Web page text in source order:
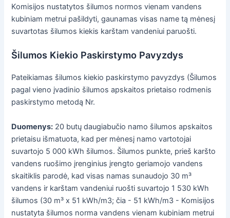
Komisijos nustatytos šilumos normos vienam vandens
kubiniam metrui pašildyti, gaunamas visas name tą mėnesį
suvartotas šilumos kiekis karštam vandeniui paruošti.
Šilumos Kiekio Paskirstymo Pavyzdys
Pateikiamas šilumos kiekio paskirstymo pavyzdys (Šilumos
pagal vieno įvadinio šilumos apskaitos prietaiso rodmenis
paskirstymo metodą Nr.
Duomenys: 20 butų daugiabučio namo šilumos apskaitos
prietaisu išmatuota, kad per mėnesį namo vartotojai
suvartojo 5 000 kWh šilumos. Šilumos punkte, prieš karšto
vandens ruošimo įrenginius įrengto geriamojo vandens
skaitiklis parodė, kad visas namas sunaudojo 30 m³
vandens ir karštam vandeniui ruošti suvartojo 1 530 kWh
šilumos (30 m³ x 51 kWh/m3; čia - 51 kWh/m3 - Komisijos
nustatyta šilumos norma vandens vienam kubiniam metrui